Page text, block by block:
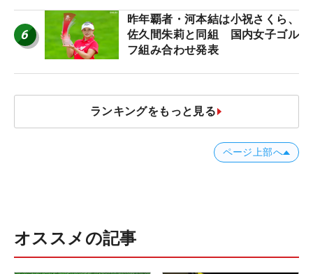
ア”】
6
昨年覇者・河本結は小祝さくら、
佐久間朱莉と同組 国内女子ゴル
フ組み合わせ発表
ランキングをもっと見る
ページ上部へ
オススメの記事